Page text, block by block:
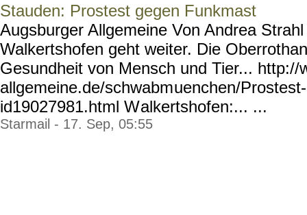
Stauden: Prostest gegen Funkmast
Augsburger Allgemeine Von Andrea
Walkertshofen geht weiter. Die
Gesundheit von Mensch und Tier... http://
allgemeine.de/schwabmuenchen/
id19027981.html Walkertshofen:... ...
Starmail - 17. Sep, 05:55